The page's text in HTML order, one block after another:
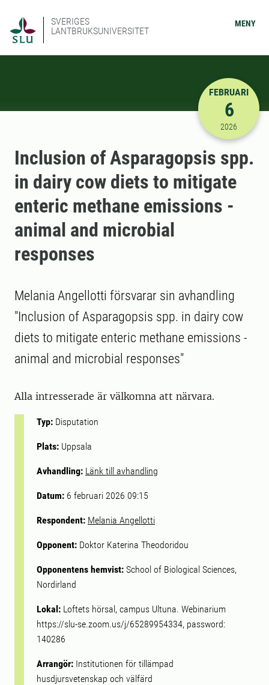
SVERIGES
LANTBRUKSUNIVERSITET
MENY
2026-02-
FEBRUARI
6
2026
Inclusion of Asparagopsis spp.
in dairy cow diets to mitigate
enteric methane emissions -
animal and microbial
responses
Melania Angellotti försvarar sin avhandling
"Inclusion of Asparagopsis spp. in dairy cow
diets to mitigate enteric methane emissions -
animal and microbial responses"
Alla intresserade är välkomna att närvara.
Typ: Disputation
Plats: Uppsala
Avhandling: Länk till avhandling
Datum: 6 februari 2026 09:15
Respondent: Melania Angellotti
Opponent: Doktor Katerina Theodoridou
Opponentens hemvist: School of Biological Sciences,
Nordirland
Lokal: Loftets hörsal, campus Ultuna. Webinarium
https://slu-se.zoom.us/j/65289954334, password:
140286
Arrangör: Institutionen för tillämpad
husdjursvetenskap och välfärd